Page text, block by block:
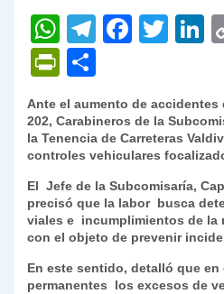
W
h
at
s
A
p
p
T
gr
a
m
F
e
b
o
k
T
er e
n
P
ri
nt
Fr
ie
n
dl
y
m
p
ar
tir
Ante el aumento de accidentes
202, Carabineros de la
la Tenencia de Carreteras
controles vehiculares
El Jefe de la Subcomisaría,
precisó que la labor busca
viales e incumplimientos de la
con el objeto de prevenir
En este sentido, detalló que en
permanentes los excesos de